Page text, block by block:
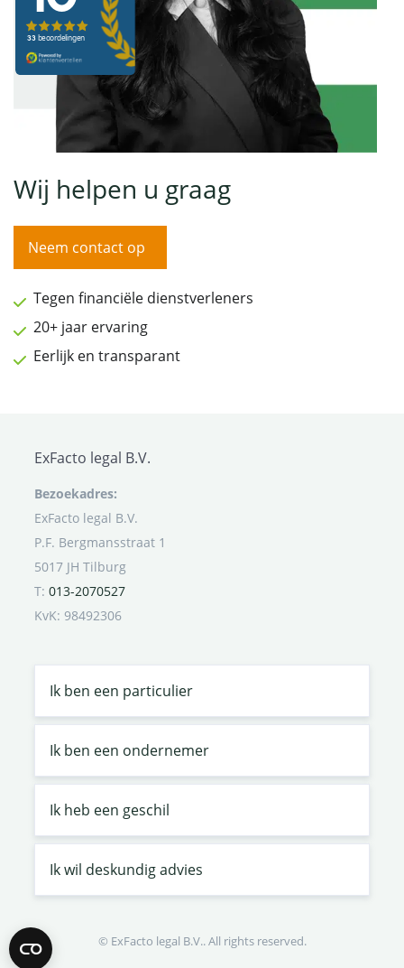
Wij helpen u graag
Neem contact op
Tegen financiële dienstverleners
20+ jaar ervaring
Eerlijk en transparant
ExFacto legal B.V.
Bezoekadres:
ExFacto legal B.V.
P.F. Bergmansstraat 1
5017 JH Tilburg
T: 013-2070527
KvK: 98492306
Ik ben een particulier
Ik ben een ondernemer
Ik heb een geschil
Ik wil deskundig advies
© ExFacto legal B.V.. All rights reserved.